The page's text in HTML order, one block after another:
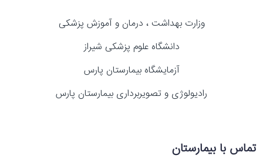
وزارت بهداشت ، درمان و آموزش پزشکی
دانشگاه علوم پزشکی شیراز
آزمایشگاه بیمارستان پارس
رادیولوژی و تصویربرداری بیمارستان پارس
تماس با بيمارستان